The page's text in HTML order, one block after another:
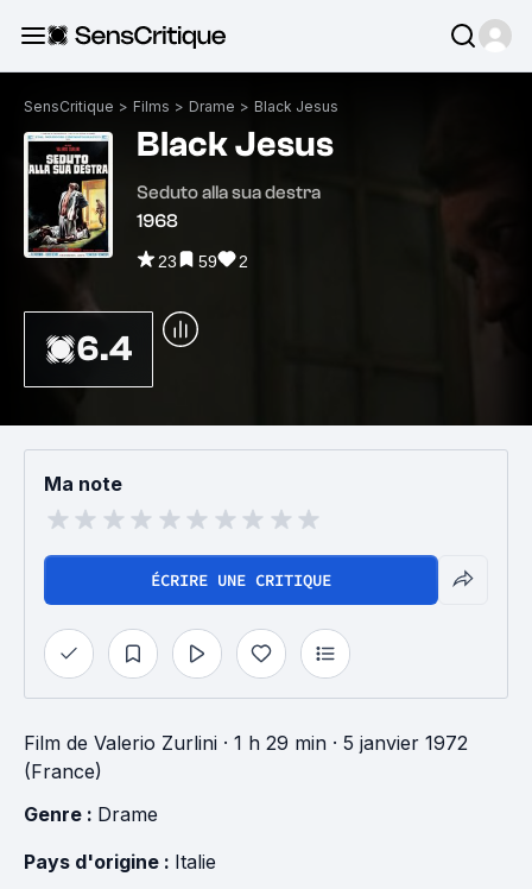
SensCritique > Films > Drame > Black Jesus
Black Jesus
Seduto alla sua destra
1968
23 59 2
6.4
Ma note
ÉCRIRE UNE CRITIQUE
Film de Valerio Zurlini · 1 h 29 min · 5 janvier 1972
(France)
Genre : Drame
Pays d'origine : Italie